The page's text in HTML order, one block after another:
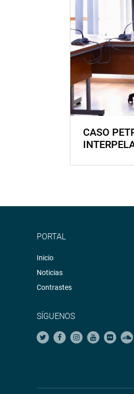
CASO
PORTAL
Inicio
Noticias
Contrastes
SÍGUENOS